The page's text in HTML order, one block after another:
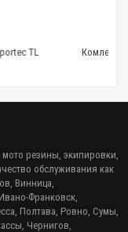
Metzeler 180/55-17
мото резины, экипировки,
обслуживания как
Винница,
Франковск,
Полтава, Ровно, Сумы,
Чернигов,